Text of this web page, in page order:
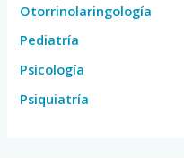
Otorrinolaringología
Pediatría
Psicología
Psiquiatría